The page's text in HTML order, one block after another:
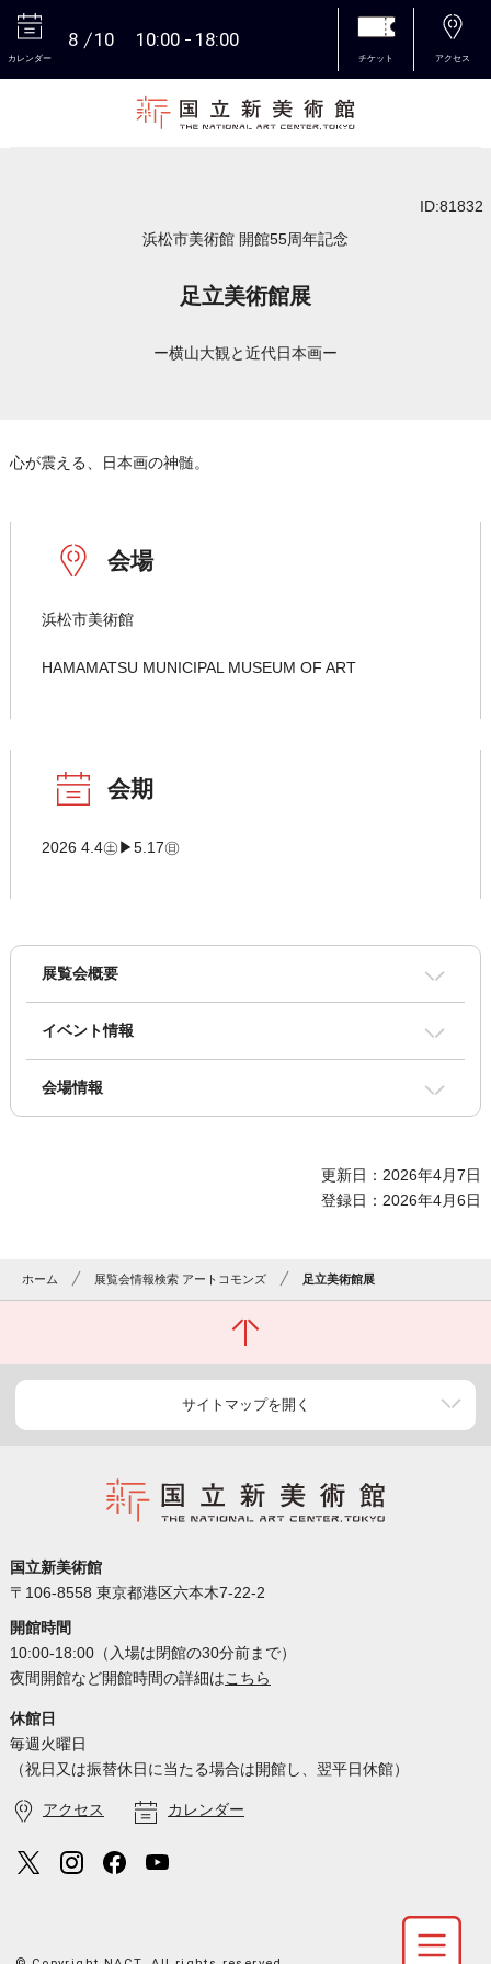
カレンダー
8 10 10:00 18:00
チケット アクセス
ID:81832
浜松市美術館 開館55周年記念
足立美術館展
ー横山大観と近代日本画ー
心が震える、日本画の神髄。
会場
浜松市美術館
HAMAMATSU MUNICIPAL MUSEUM OF ART
会期
2026 4.4㊏▶5.17㊐
展覧会概要
イベント情報
会場情報
更新日：2026年4月7日
登録日：2026年4月6日
ホーム 展覧会情報検索 アートコモンズ 足立美術館展
サイトマップを開く
国立新美術館
〒106-8558 東京都港区六本木7-22-2
開館時間
10:00-18:00（入場は閉館の30分前まで）
夜間開館など開館時間の詳細はこちら
休館日
毎週火曜日
（祝日又は振替休日に当たる場合は開館し、翌平日休館）
アクセス カレンダー